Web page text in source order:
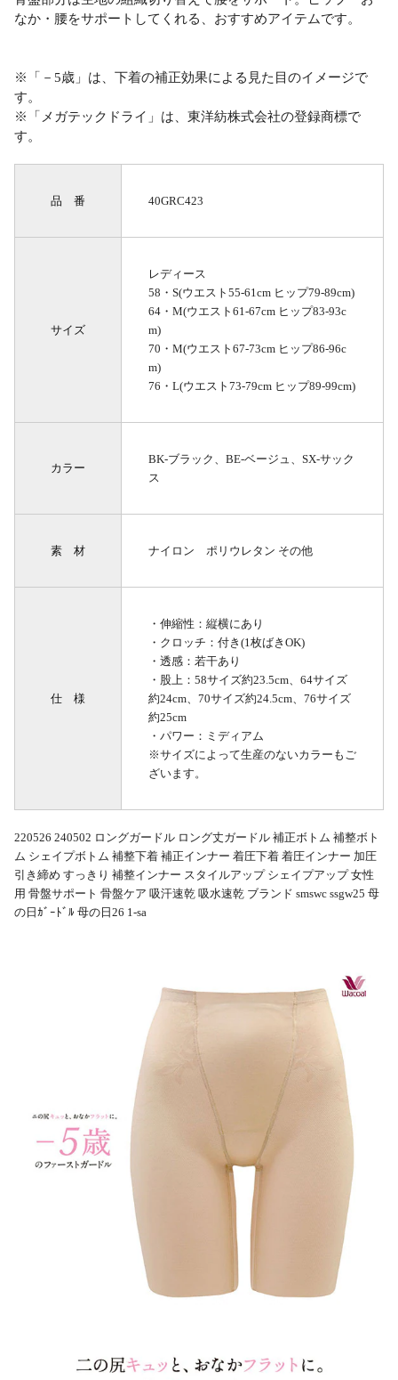
なか・腰をサポートしてくれる、おすすめアイテムです。
※「－5歳」は、下着の補正効果による見た目のイメージで
す。
※「メガテックドライ」は、東洋紡株式会社の登録商標で
す。
品 番 40GRC423
サイズ
レディース
58・S(ウエスト55-61cm ヒップ79-89cm)
64・M(ウエスト61-67cm ヒップ83-93c
m)
70・M(ウエスト67-73cm ヒップ86-96c
m)
76・L(ウエスト73-79cm ヒップ89-99cm)
カラー
BK-ブラック、BE-ベージュ、SX-サック
ス
素 材 ナイロン ポリウレタン その他
仕 様
・伸縮性：縦横にあり
・クロッチ：付き(1枚ばきOK)
・透感：若干あり
・股上：58サイズ約23.5cm、64サイズ
約24cm、70サイズ約24.5cm、76サイズ
約25cm
・パワー：ミディアム
※サイズによって生産のないカラーもご
ざいます。
220526 240502 ロングガードル ロング丈ガードル 補正ボトム 補整ボト
ム シェイプボトム 補整下着 補正インナー 着圧下着 着圧インナー 加圧
引き締め すっきり 補整インナー スタイルアップ シェイプアップ 女性
用 骨盤サポート 骨盤ケア 吸汗速乾 吸水速乾 ブランド smswc ssgw25 母
の日ｶﾞｰﾄﾞﾙ 母の日26 1-sa